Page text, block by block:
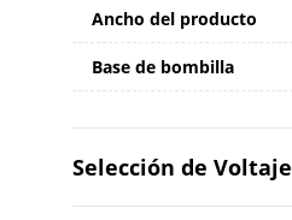
Ancho del producto
Base de bombilla
Selección de Voltaje